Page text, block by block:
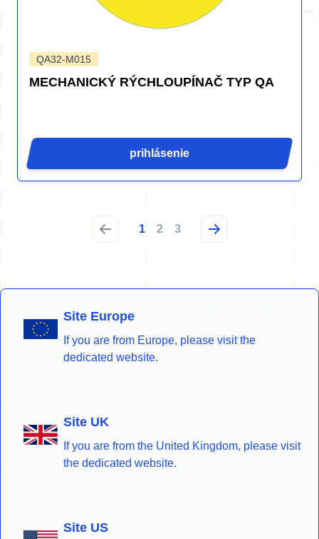
QA32-M015
MECHANICKÝ RÝCHLOUPÍNAČ TYP QA
prihlásenie
1 2 3
Site Europe
If you are from Europe, please visit the
dedicated website.
Site UK
If you are from the United Kingdom, please visit
the dedicated website.
Site US